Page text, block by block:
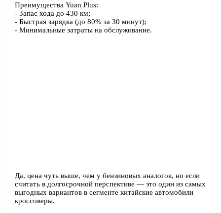
Преимущества Yuan Plus:
- Запас хода до 430 км;
- Быстрая зарядка (до 80% за 30 минут);
- Минимальные затраты на обслуживание.
Да, цена чуть выше, чем у бензиновых аналогов, но если
считать в долгосрочной перспективе — это один из самых
выгодных вариантов в сегменте китайские автомобили
кроссоверы.